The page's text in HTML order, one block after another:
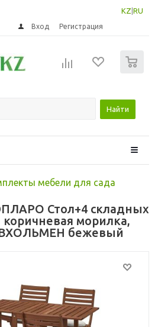
KZ RU
Вход Регистрация
Найти
мебели для сада
Стол+4 складных
коричневая морилка,
бежевый